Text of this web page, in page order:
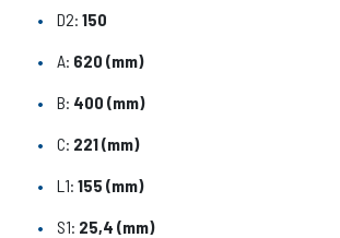
D2: 150
A: 620 (mm)
B: 400 (mm)
C: 221 (mm)
L1: 155 (mm)
S1: 25,4 (mm)